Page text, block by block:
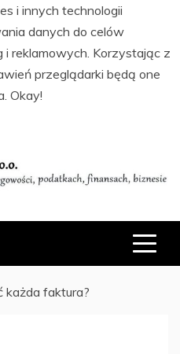
i innych technologii
danych do celów
i reklamowych. Korzystając z
przeglądarki będą one
Okay!
I BIZNESIE
każda faktura?